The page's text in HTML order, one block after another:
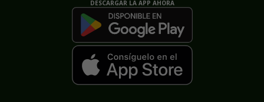
DESCARGAR LA APP AHORA